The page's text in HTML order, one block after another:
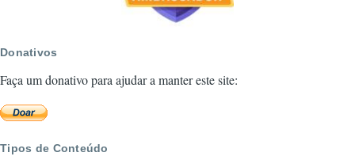
Donativos
Faça um donativo para ajudar a manter este site:
Tipos de Conteúdo